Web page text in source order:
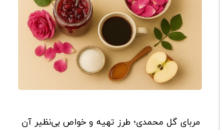
مربای گل محمدی؛ طرز تهیه و خواص بی‌نظیر آن